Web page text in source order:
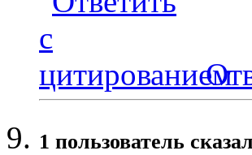
1 пользователь